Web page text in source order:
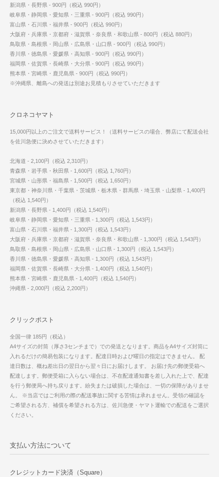
新潟県・長野県 - 900円（税込 990円）
岐阜県・静岡県・愛知県・三重県 - 900円（税込 990円）
富山県・石川県・福井県 - 900円（税込 990円）
大阪府・兵庫県・京都府・滋賀県・奈良県・和歌山県 - 800円（税込 880円）
鳥取県・島根県・岡山県・広島県・山口県 - 900円（税込 990円）
香川県・徳島県・愛媛県・高知県 - 900円（税込 990円）
福岡県・佐賀県・長崎県・大分県 - 900円（税込 990円）
熊本県・宮崎県・鹿児島県 - 900円（税込 990円）
※沖縄県、離島への発送は別途お見積もりさせていただきます
クロネコヤマト
15,000円以上のご注文で送料サービス！（送料サービスの場合、弊店にて配送会社
を佐川急便に決めさせていただきます）
北海道 - 2,100円（税込 2,310円）
青森県・岩手県・秋田県 - 1,600円（税込 1,760円）
宮城県・山形県・福島県 - 1,500円（税込 1,650円）
東京都・神奈川県・千葉県・茨城県・栃木県・群馬県・埼玉県・山梨県 - 1,400円
（税込 1,540円）
新潟県・長野県 - 1,400円（税込 1,540円）
岐阜県・静岡県・愛知県・三重県 - 1,300円（税込 1,543円）
富山県・石川県・福井県 - 1,300円（税込 1,543円）
大阪府・兵庫県・京都府・滋賀県・奈良県・和歌山県 - 1,300円（税込 1,543円）
鳥取県・島根県・岡山県・広島県・山口県 - 1,300円（税込 1,543円）
香川県・徳島県・愛媛県・高知県 - 1,300円（税込 1,543円）
福岡県・佐賀県・長崎県・大分県 - 1,400円（税込 1,540円）
熊本県・宮崎県・鹿児島県 - 1,400円（税込 1,540円）
沖縄県 - 2,000円（税込 2,200円）
クリックポスト
全国一律 185円（税込）
A4サイズの封筒（厚さ3センチまで）での発送となります。商品をA4サイズ封筒に
入れるだけの簡易包装になります。配達日時および曜日の指定はできません。 配
達日数は、概ね差出日の翌日から翌々日にお届けします。 お届け先の郵便受箱へ
配達します。郵便受箱に入らない場合は、不在配達通知書を差し入れた上で、配達
を行う郵便局へ持ち戻ります。紛失または破損した場合は、一切の保障がありませ
ん。 ※当店ではご利用の際の配送事故に関する苦情は承れません。受領の確認を
ご希望される方、補償を希望される方は、佐川急便・ヤマト運輸での配送をご選択
ください。
支払い方法について
クレジットカード決済（Square）